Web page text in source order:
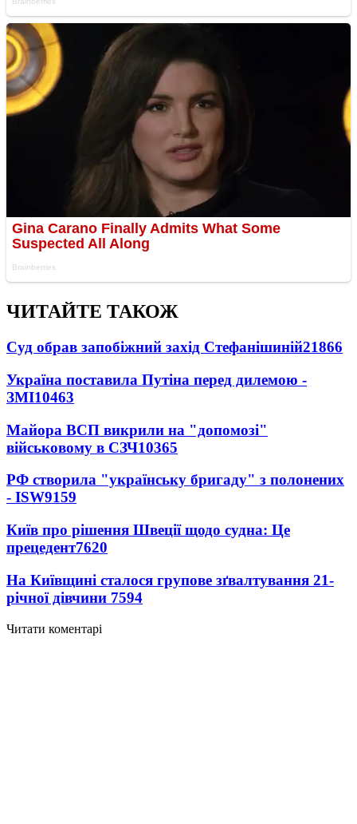
ЧИТАЙТЕ ТАКОЖ
Суд обрав запобіжний захід Стефанішиній21866
Україна поставила Путіна перед дилемою -
ЗМІ10463
Майора ВСП викрили на "допомозі"
військовому в СЗЧ10365
РФ створила "українську бригаду" з полонених
- ISW9159
Київ про рішення Швеції щодо судна: Це
прецедент7620
На Київщині сталося групове зґвалтування 21-
річної дівчини 7594
Читати коментарі